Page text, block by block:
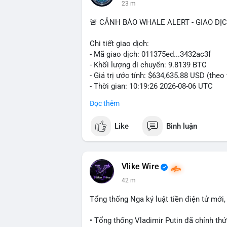
23 m
🚨 CẢNH BÁO WHALE ALERT - GIAO
Chi tiết giao dịch:
- Mã giao dịch: 011375ed...3432ac3f
- Khối lượng di chuyển: 9.8139 BTC
- Giá trị ước tính: $634,635.88 USD (theo
- Thời gian: 10:19:26 2026-08-06 UTC
Nhận định phân tích:
nhận. Khối lượng này ở mức trung
đáng kể. Hành vi chuyển tiền vào
sàn giao dịch, áp lực bán ngắn hạn có
tín hiệu tích lũy dài hạn được củng cố.
và phe bán đang giằng co. Tâm lý thị
Nhà đầu tư nhỏ lẻ nên theo dõi xác
Đọc thêm
Like Bình luận
Vlike Wire
42 m
Tổng thống Nga ký luật tiền điện tử
• Tổng thống Vladimir Putin đã chính